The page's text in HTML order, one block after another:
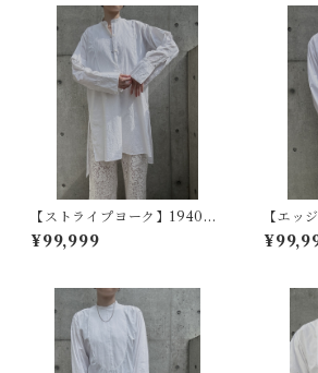
【ストライプヨーク】1940~5
0s フランスヴィンテージドレ
スシャツ
¥99,999
【エッ
リスヴ
ツ